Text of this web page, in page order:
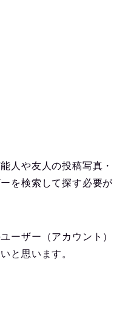
人や友人の投稿写真・
を検索して探す必要が
ーザー（アカウント）
と思います。